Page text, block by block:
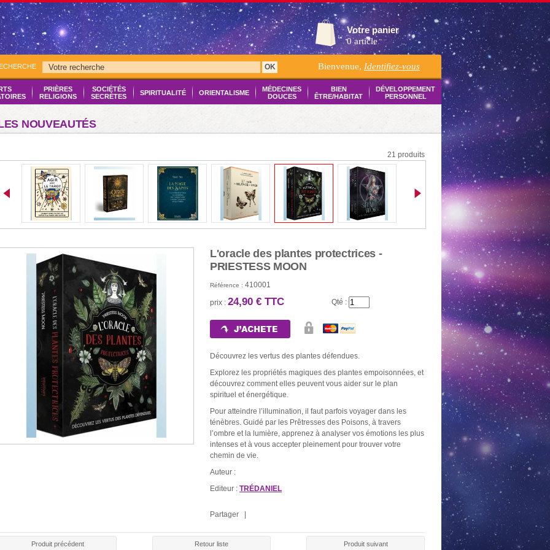
Votre panier
0 article
OK Bienvenue, Identifiez-vous
PRIÈRES
RELIGIONS
SOCIÉTÉS
SECRÈTES
SPIRITUALITÉ ORIENTALISME
MÉDECINES
DOUCES
BIEN
ÊTRE/HABITAT
DÉVELOPPEMENT
PERSONNEL
NOUVEAUTÉS
BOUGIE BLANCHE
1,30 €
LE ROULEAU DE 10
1,50 €
BOUGIE OR NEUVAINE NOIRE
5,20 €
ENCENS SPÉCIAL
PACK SPÉCIAL
PACK SPÉCIAL ARGENT
PACK SPÉCIAL
PACK SPÉCIAL PRIÈRES
AUX DÉFUNTS
21,00 €
PACK
SPÉCIAL
21 produits
L'oracle des plantes protectrices -
PRIESTESS MOON
Référence : 410001
prix : 24,90 € TTC Qté :
Découvrez les vertus des plantes défendues.
Explorez les propriétés magiques des plantes empoisonnées, et
découvrez comment elles peuvent vous aider sur le plan
spirituel et énergétique.
Pour atteindre l’illumination, il faut parfois voyager dans les
ténèbres. Guidé par les Prêtresses des Poisons, à travers
l’ombre et la lumière, apprenez à analyser vos émotions les plus
intenses et à vous accepter pleinement pour trouver votre
chemin de vie.
Auteur :
Editeur : TRÉDANIEL
Partager |
Produit précédent Retour liste Produit suivant